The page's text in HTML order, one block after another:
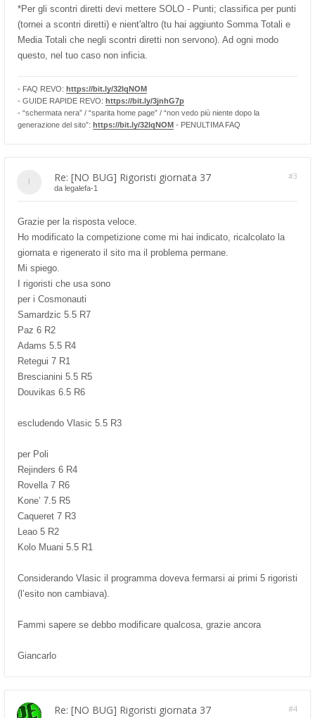
*Per gli scontri diretti devi mettere SOLO - Punti; classifica per punti
(tornei a scontri diretti) e nient'altro (tu hai aggiunto Somma Totali e
Media Totali che negli scontri diretti non servono). Ad ogni modo
questo, nel tuo caso non inficia.
- FAQ REVO: https://bit.ly/32lqNOM
- GUIDE RAPIDE REVO: https://bit.ly/3jnhG7p
- “schermata nera” / “sparita home page” / “non vedo più niente dopo la
generazione del sito”: https://bit.ly/32lqNOM - PENULTIMA FAQ
Re: [NO BUG] Rigoristi giornata 37 #3
da legalefa-1
Grazie per la risposta veloce.
Ho modificato la competizione come mi hai indicato, ricalcolato la
giornata e rigenerato il sito ma il problema permane.
Mi spiego.
I rigoristi che usa sono
per i Cosmonauti
Samardzic 5.5 R7
Paz 6 R2
Adams 5.5 R4
Retegui 7 R1
Brescianini 5.5 R5
Douvikas 6.5 R6
escludendo Vlasic 5.5 R3
per Poli
Rejinders 6 R4
Rovella 7 R6
Kone’ 7.5 R5
Caqueret 7 R3
Leao 5 R2
Kolo Muani 5.5 R1
Considerando Vlasic il programma doveva fermarsi ai primi 5 rigoristi
(l’esito non cambiava).
Fammi sapere se debbo modificare qualcosa, grazie ancora
Giancarlo
Re: [NO BUG] Rigoristi giornata 37 #4